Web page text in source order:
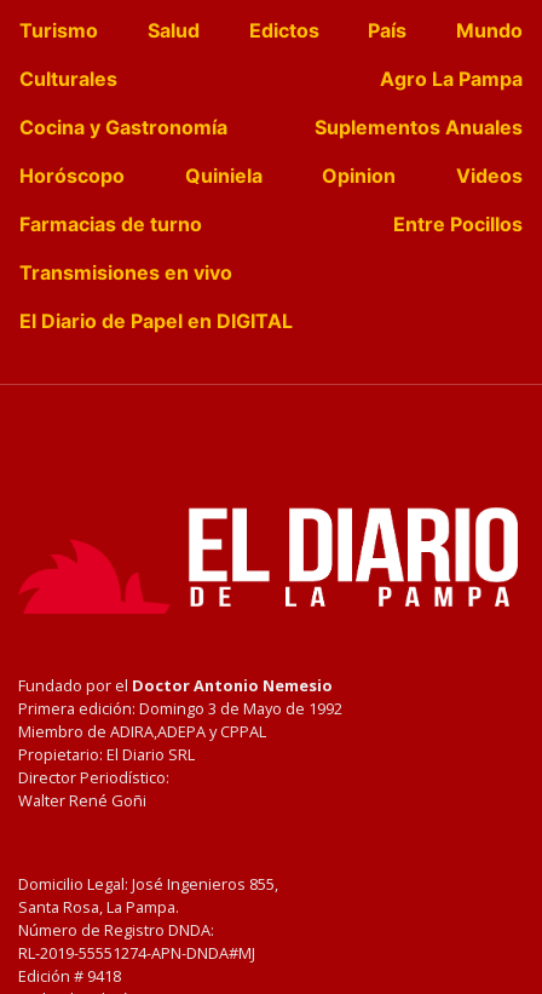
Turismo
Salud Edictos País
Mundo
Culturales
Agro La Pampa
Cocina y Gastronomía
Suplementos Anuales
Horóscopo
Quiniela Opinion
Videos
Farmacias de turno
Entre Pocillos
Transmisiones en vivo
El Diario de Papel en DIGITAL
Fundado por el Doctor Antonio Nemesio
Primera edición: Domingo 3 de Mayo de 1992
Miembro de ADIRA,ADEPA y CPPAL
Propietario: El Diario SRL
Director Periodístico:
Walter René Goñi
Domicilio Legal: José Ingenieros 855,
Santa Rosa, La Pampa.
Número de Registro DNDA:
RL-2019-55551274-APN-DNDA#MJ
Edición # 9418